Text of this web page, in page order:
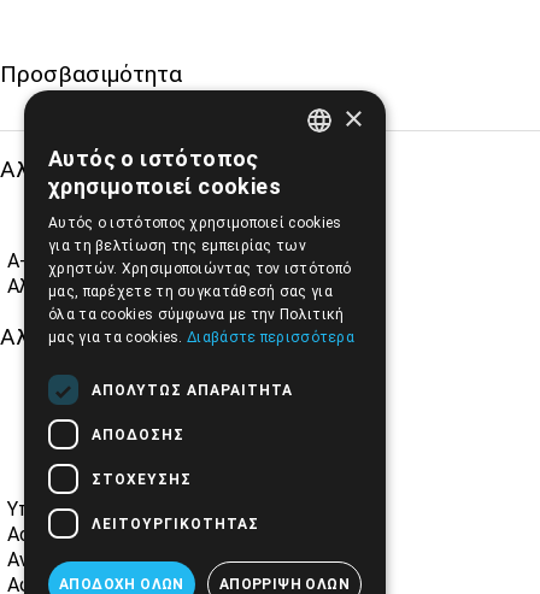
Προσβασιμότητα
Αλλαγή Μεγέθους
A- A+
A
Αλλαγή Γραμματοσειράς
Αλλαγή Χρώματος
Υπογράμμιση συνδέσμων
Ασπρόμαυρες Εικόνες
Αντίθεση Χρωμάτων και Εικόνων
Αφαίρεση κινούμενων εικόνων
×
Αυτός ο ιστότοπος
χρησιμοποιεί cookies
Αυτός ο ιστότοπος χρησιμοποιεί cookies
για τη βελτίωση της εμπειρίας των
χρηστών. Χρησιμοποιώντας τον ιστότοπό
μας, παρέχετε τη συγκατάθεσή σας για
όλα τα cookies σύμφωνα με την Πολιτική
μας για τα cookies. Διαβάστε περισσότερα
ΑΠΟΛΎΤΩΣ ΑΠΑΡΑΊΤΗΤΑ
ΑΠΌΔΟΣΗΣ
ΣΤΌΧΕΥΣΗΣ
ΛΕΙΤΟΥΡΓΙΚΌΤΗΤΑΣ
ΑΠΟΔΟΧΉ ΌΛΩΝ ΑΠΌΡΡΙΨΗ ΌΛΩΝ